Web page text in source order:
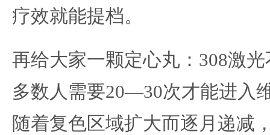
疗效就能提档。
再给大家一颗定心丸：308激
多数人需要20—30次才能进入
随着复色区域扩大而逐月递减